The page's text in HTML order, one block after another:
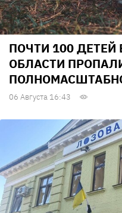
ПОЧТИ 100
ОБЛАСТИ
06 Августа 16:43